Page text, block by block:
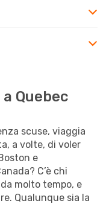
Quebec
scuse, viaggia
a volte, di voler
e
C’è chi
molto tempo, e
Qualunque sia la